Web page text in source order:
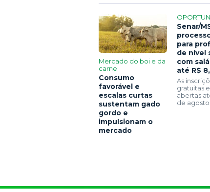
Mercado do boi e da
carne
Consumo
favorável e
escalas curtas
sustentam gado
gordo e
impulsionam o
mercado
Senar/
para
de nível
com
até R$
As
gratuitas
abertas
de agosto